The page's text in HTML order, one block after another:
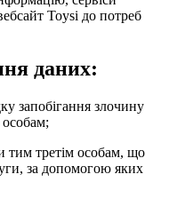
Toysi до потреб
даних:
запобігання злочину
тим третім особам, що
за допомогою яких